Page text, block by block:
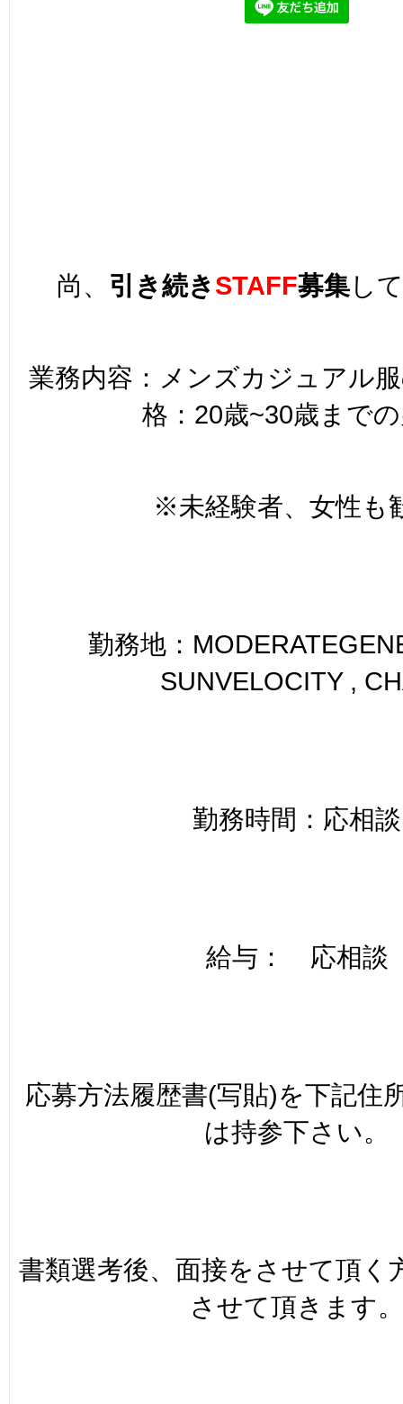
尚、 引き続きSTAFF募集し
業務内容：メンズカジュアル
格：20歳~30歳まで
※未経験者、女性も
勤務地：
SUNVELOCITY ,
勤務時間：応相談
給与： 応相談
応募方法履歴書(写貼)を下記住
は持参下さい。
書類選考後、面接をさせて頂く
させて頂きます。